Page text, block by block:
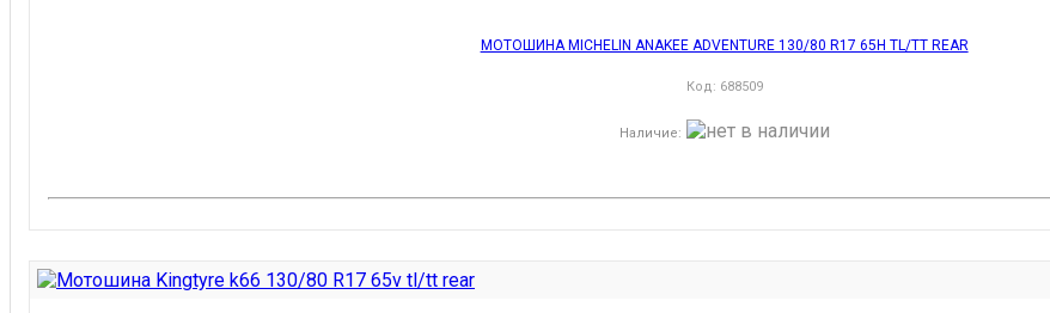
МОТОШИНА MICHELIN ANAKEE ADVENTURE 130/80 R17 65H TL/TT REAR
Код: 688509
Наличие: